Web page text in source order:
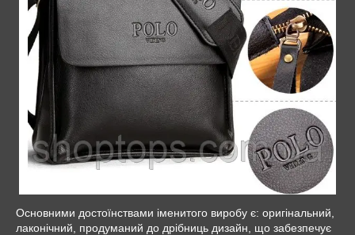
Основними достоїнствами іменитого виробу є: оригінальний,
лаконічний, продуманий до дрібниць дизайн, що забезпечує